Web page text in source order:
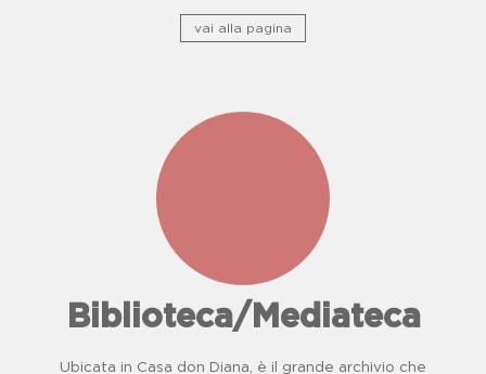
Oncologiche. Proposte didattiche per scuole.
vai alla pagina
Biblioteca/Mediateca
Ubicata in Casa don Diana, è il grande archivio che